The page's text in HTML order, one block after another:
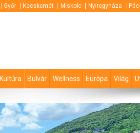
Győr Kecskemét Miskolc Nyíregyháza
Kultúra Bulvár Wellness Európa Világ